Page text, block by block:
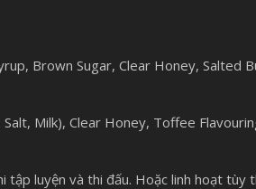
Brown Sugar, Clear Honey,
Milk), Clear Honey, Toffee
luyện và thi đấu. Hoặc linh hoạt tùy